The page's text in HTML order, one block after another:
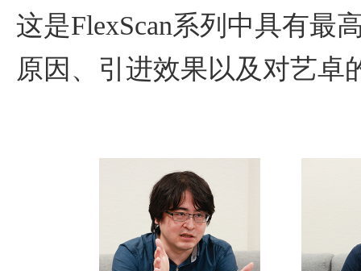
这是FlexScan系列中具有最
原因、引进效果以及对艺卓